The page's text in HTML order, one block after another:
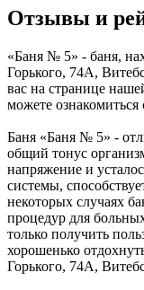
Отзывы и
«Баня № 5» - баня,
Горького, 74А,
вас на странице
можете
Баня «Баня № 5» -
общий тонус
напряжение и
системы,
некоторых случаях
процедур для
только получить
хорошенько
Горького, 74А,